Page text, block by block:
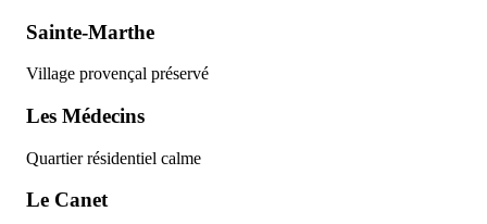
Sainte-Marthe
Village provençal préservé
Les Médecins
Quartier résidentiel calme
Le Canet